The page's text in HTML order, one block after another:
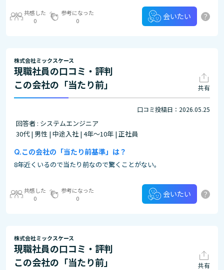
共感した
0
参考になった
0
会いたい ?
株式会社ミックスケース
現職社員の口コミ・評判
この会社の「当たり前」
共有
口コミ投稿日：2026.05.25
回答者 : システムエンジニア
30代 | 男性 | 中途入社 | 4年～10年 | 正社員
この会社の「当たり前基準」は？
8年近くいるので当たり前なので驚くことがない。
共感した
0
参考になった
0
会いたい ?
株式会社ミックスケース
現職社員の口コミ・評判
この会社の「当たり前」
共有